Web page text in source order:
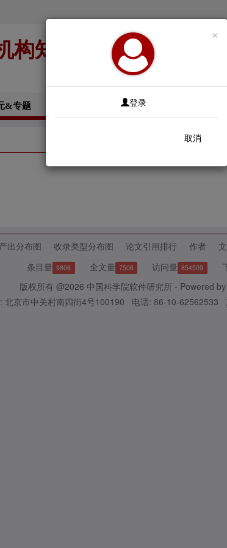
×
登录
取消
知识库
&专题 文献类型
出分布图 收录类型分布图 论文引用排行 作者
条目量 9806 全文量 7506 访问量 854509
版权所有 @2026 中国科学院软件研究所 - Powered by
北京市中关村南四街4号100190
电话: 86-10-62562533